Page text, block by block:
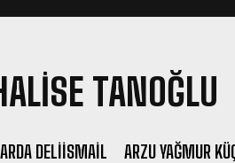
TANOĞLU
ARDA DELIISMAIL ARZU YAĞMUR